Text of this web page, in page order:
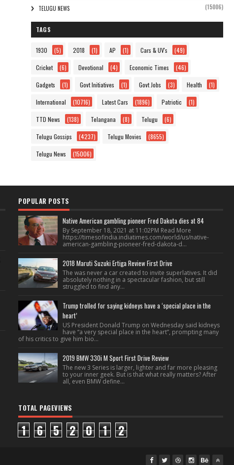
TELUGU NEWS (15006)
TAGS
1930 (5) 2018 (1) AP (1) Cars & UV's (49)
Cricket (6) Devotional (4) Economic Times (46)
Gadgets (1) Govt Initiatives (1) Govt Jobs (3) Health (1)
International (10716) Latest Cars (1896) Patriotic (1)
TTD News (138) Telangana (8) Telugu (6)
Telugu Gossips (4237) Telugu Movies (8655)
Telugu News (15006)
POPULAR POSTS
Native American gambling pioneer Fred Dakota dies at 84
By September 18, 2021 at 11:02PM Read More
https://timesofindia.indiatimes.com/world/us/native-
american-gambling-pioneer-fred-dakota-d...
2018 Maruti Suzuki Ertiga Review First Drive
The was never a car created to invite superlatives. It did
absolutely nothing in a spectacular fashion, but still
struggled to find any...
Trump trolled for saying kidneys have a ‘special place in the
heart’
US President Donald Trump on Wednesday said kidneys
have “a very special place in the heart”, prompting many
of his critics to give him bio...
2019 BMW 330i M Sport First Drive Review
The new 3 Series is larger, lighter and far more pleasing
to your inner geek. But is that what really matters? After
all, even BMW define...
TOTAL PAGEVIEWS
1 6 5 2 0 1 2